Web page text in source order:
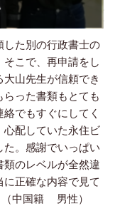
た別の行政書士の
こで、再申請をし
山先生が信頼でき
った書類もとても
でもすぐにしてく
心配していた永住ビ
。感謝でいっぱい
のレベルが全然違
正確な内容で見て
（中国籍 男性）